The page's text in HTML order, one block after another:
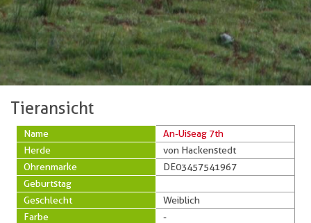
Tieransicht
Name
An-Uiseag 7th
Herde
von Hackenstedt
Ohrenmarke
DE03457541967
Geburtstag
Geschlecht
Weiblich
Farbe
-